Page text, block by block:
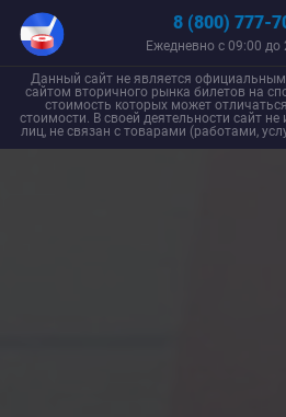
8 (800) 777-
Ежедневно с 09:00 до
Данный сайт не является
сайтом вторичного рынка билетов на
стоимость которых может
стоимости. В своей деятельности сайт
лиц, не связан с товарами (работами,